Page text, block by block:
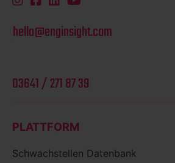
hello@enginsight.com
03641 / 271 87 39
PLATTFORM
Schwachstellen Datenbank